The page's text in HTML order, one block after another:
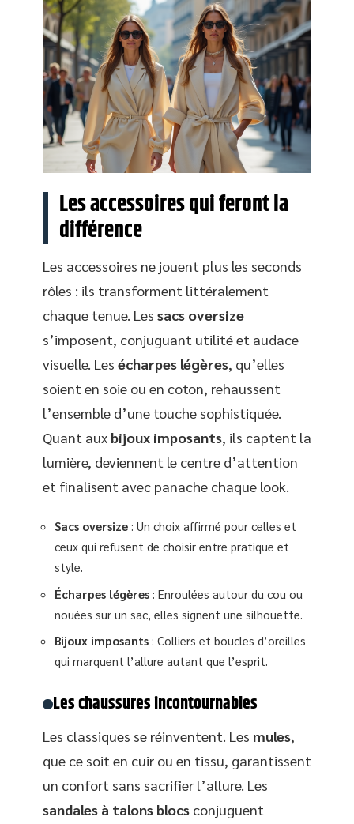
Les accessoires qui feront la
différence
Les accessoires ne jouent plus les seconds
rôles : ils transforment littéralement
chaque tenue. Les sacs oversize
s’imposent, conjuguant utilité et audace
visuelle. Les écharpes légères, qu’elles
soient en soie ou en coton, rehaussent
l’ensemble d’une touche sophistiquée.
Quant aux bijoux imposants, ils captent la
lumière, deviennent le centre d’attention
et finalisent avec panache chaque look.
Sacs oversize : Un choix affirmé pour celles et
ceux qui refusent de choisir entre pratique et
style.
Écharpes légères : Enroulées autour du cou ou
nouées sur un sac, elles signent une silhouette.
Bijoux imposants : Colliers et boucles d’oreilles
qui marquent l’allure autant que l’esprit.
Les chaussures incontournables
Les classiques se réinventent. Les mules,
que ce soit en cuir ou en tissu, garantissent
un confort sans sacrifier l’allure. Les
sandales à talons blocs conjuguent